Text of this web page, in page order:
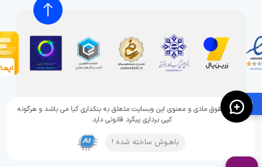
🛍️
تمامی حقوق مادی و معنوی این وبسایت متعلق به بنکداری کیا می باشد و هرگونه
کپی برداری پیگرد قانونی دارد.
باهـوش ساخته شده !